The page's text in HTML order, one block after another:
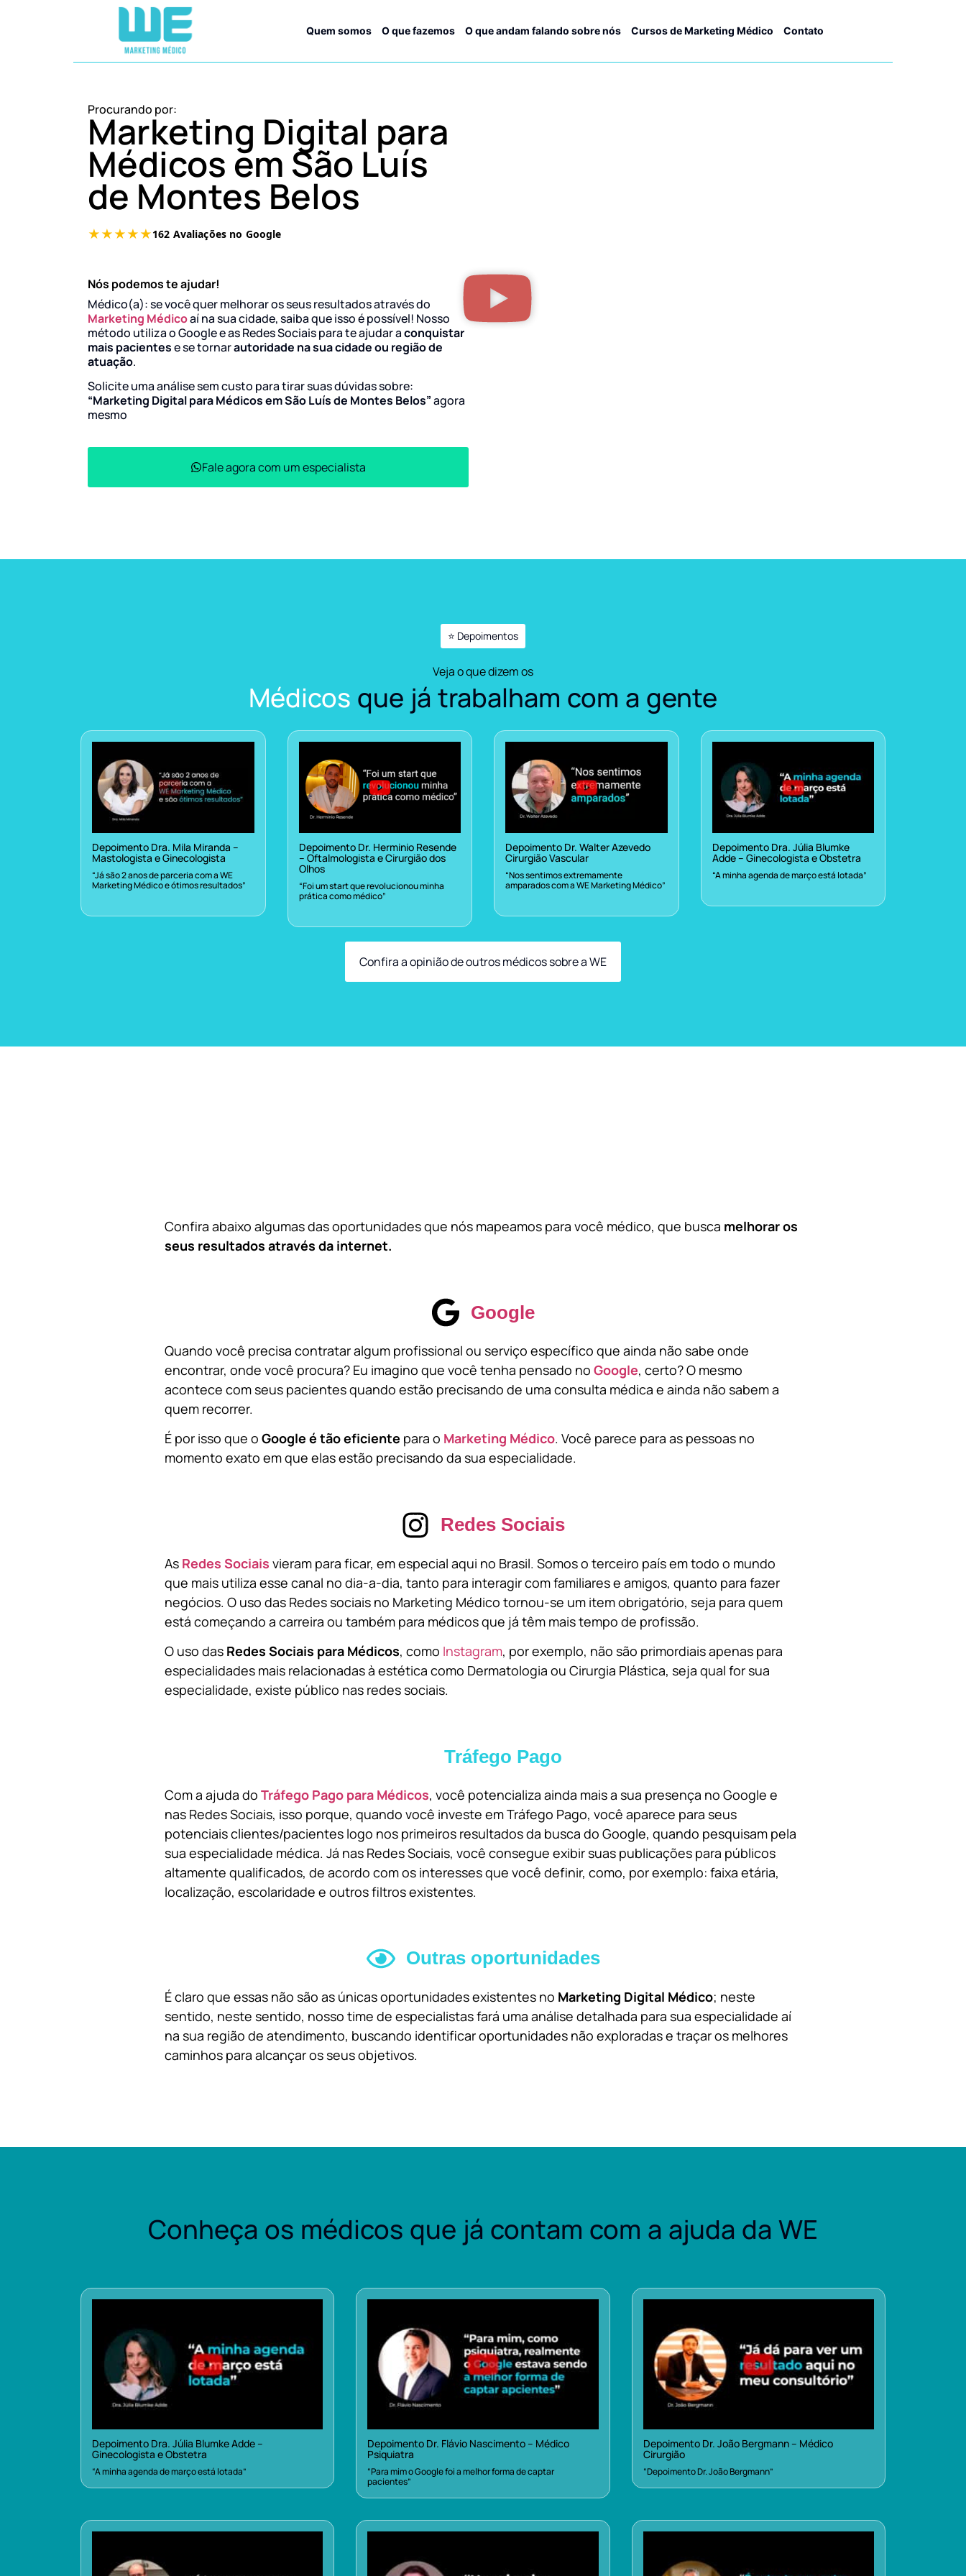
Quem somos O que fazemos O que andam falando sobre nós Cursos de Marketing Médico Contato
Procurando por:
Marketing Digital para
Médicos em São Luís
de Montes Belos
Nós podemos te ajudar!
Médico(a): se você quer melhorar os seus resultados através do
Marketing Médicoaí na sua cidade, saiba que isso é possível! Nosso
método utiliza o Google e as Redes Sociais para te ajudar aconquistar
mais pacientese se tornarautoridade na sua cidade ou região de
atuação.
Solicite uma análise sem custo para tirar suas dúvidas sobre:
“Marketing Digital para Médicos em São Luís de Montes Belos”agora
mesmo
Fale agora com um especialista
⭐ Depoimentos
Veja o que dizem os
Médicos que já trabalham com a gente
Depoimento Dra. Mila Miranda –
Mastologista e Ginecologista
“Já são 2 anos de parceria com a WE
Marketing Médico e ótimos resultados”
Depoimento Dr. Herminio Resende
– Oftalmologista e Cirurgião dos
Olhos
“Foi um start que revolucionou minha
prática como médico”
Depoimento Dr. Walter Azevedo
Cirurgião Vascular
“Nos sentimos extremamente
amparados com a WE Marketing Médico”
Depoimento Dra. Júlia Blumke
Adde – Ginecologista e Obstetra
“A minha agenda de março está lotada”
Confira a opinião de outros médicos sobre a WE
Confira abaixo algumas das oportunidades que nós mapeamos para você médico, que busca melhorar os
seus resultados através da internet.
Google
Quando você precisa contratar algum profissional ou serviço específico que ainda não sabe onde
encontrar, onde você procura? Eu imagino que você tenha pensado no Google, certo? O mesmo
acontece com seus pacientes quando estão precisando de uma consulta médica e ainda não sabem a
quem recorrer.
É por isso que o Google é tão eficiente para o Marketing Médico. Você parece para as pessoas no
momento exato em que elas estão precisando da sua especialidade.
Redes Sociais
As Redes Sociais vieram para ficar, em especial aqui no Brasil. Somos o terceiro país em todo o mundo
que mais utiliza esse canal no dia-a-dia, tanto para interagir com familiares e amigos, quanto para fazer
negócios. O uso das Redes sociais no Marketing Médico tornou-se um item obrigatório, seja para quem
está começando a carreira ou também para médicos que já têm mais tempo de profissão.
O uso das Redes Sociais para Médicos, como Instagram, por exemplo, não são primordiais apenas para
especialidades mais relacionadas à estética como Dermatologia ou Cirurgia Plástica, seja qual for sua
especialidade, existe público nas redes sociais.
Tráfego Pago
Com a ajuda do Tráfego Pago para Médicos, você potencializa ainda mais a sua presença no Google e
nas Redes Sociais, isso porque, quando você investe em Tráfego Pago, você aparece para seus
potenciais clientes/pacientes logo nos primeiros resultados da busca do Google, quando pesquisam pela
sua especialidade médica. Já nas Redes Sociais, você consegue exibir suas publicações para públicos
altamente qualificados, de acordo com os interesses que você definir, como, por exemplo: faixa etária,
localização, escolaridade e outros filtros existentes.
Outras oportunidades
É claro que essas não são as únicas oportunidades existentes no Marketing Digital Médico; neste
sentido, neste sentido, nosso time de especialistas fará uma análise detalhada para sua especialidade aí
na sua região de atendimento, buscando identificar oportunidades não exploradas e traçar os melhores
caminhos para alcançar os seus objetivos.
Conheça os médicos que já contam com a ajuda da WE
Depoimento Dra. Júlia Blumke Adde –
Ginecologista e Obstetra
“A minha agenda de março está lotada”
Depoimento Dr. Flávio Nascimento – Médico
Psiquiatra
“Para mim o Google foi a melhor forma de captar
pacientes”
Depoimento Dr. João Bergmann – Médico
Cirurgião
“Depoimento Dr. João Bergmann”